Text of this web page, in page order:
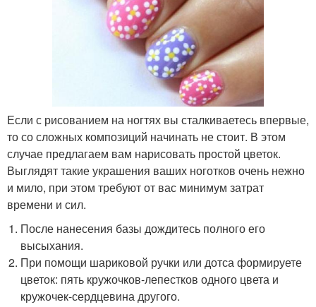
Если с рисованием на ногтях вы сталкиваетесь впервые,
то со сложных композиций начинать не стоит. В этом
случае предлагаем вам нарисовать простой цветок.
Выглядят такие украшения ваших ноготков очень нежно
и мило, при этом требуют от вас минимум затрат
времени и сил.
После нанесения базы дождитесь полного его
высыхания.
При помощи шариковой ручки или дотса формируете
цветок: пять кружочков-лепестков одного цвета и
кружочек-сердцевина другого.